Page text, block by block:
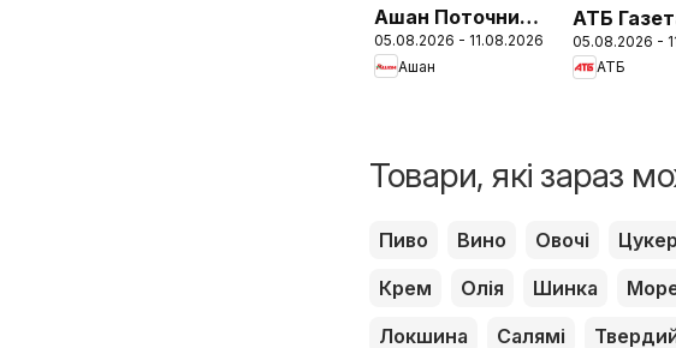
Ашан Поточний
каталог
05.08.2026 - 11.08.2026
Ашан
АТБ
економія
версия
05.08.2026 -
АТБ
Товари, які зараз
Пиво Вино Овочі
Крем
Олія Шинка
Локшина
Салямі